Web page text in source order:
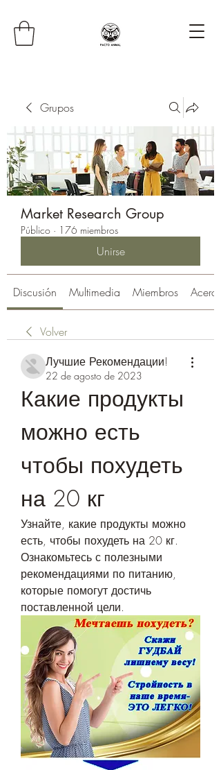
Grupos
Market Research Group
Público · 176 miembros
Unirse
Discusión Multimedia Miembros Acerca
Volver
Лучшие Рекомендации!
22 de agosto de 2023
Какие продукты
можно есть
чтобы похудеть
на 20 кг
Узнайте, какие продукты можно
есть, чтобы похудеть на 20 кг.
Ознакомьтесь с полезными
рекомендациями по питанию,
которые помогут достичь
поставленной цели.